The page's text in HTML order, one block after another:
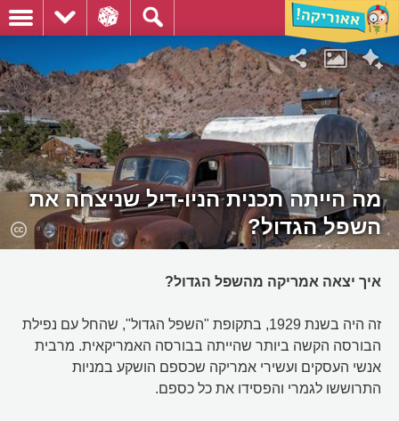
מה הייתה תכנית הניו-דיל שניצחה את
השפל הגדול?
איך יצאה אמריקה מהשפל הגדול?
זה היה בשנת 1929, בתקופת "השפל הגדול", שהחל עם נפילת
הבורסה הקשה ביותר שהייתה בבורסה האמריקאית. מרבית
אנשי העסקים ועשירי אמריקה שכספם הושקע במניות
התרוששו לגמרי והפסידו את כל כספם.